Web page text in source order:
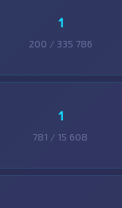
1
200 / 335 786
1
781 / 15 608